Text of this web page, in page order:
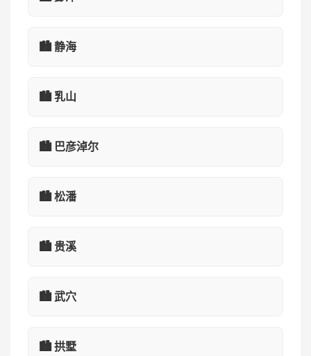
🏙️ 静海
🏙️ 乳山
🏙️ 巴彦淖尔
🏙️ 松潘
🏙️ 贵溪
🏙️ 武穴
🏙️ 拱墅